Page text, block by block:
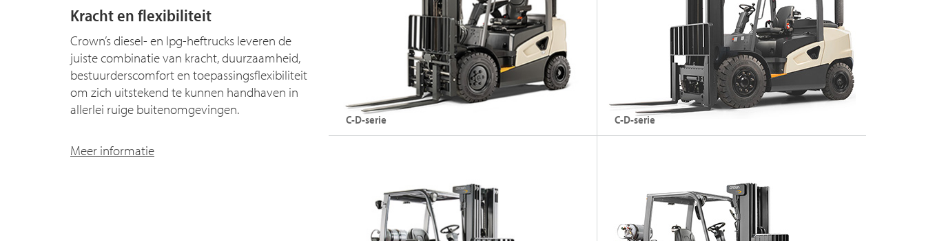
De C-B-serie bekijken De C-B-serie bekijken
Kracht en flexibiliteit
Crown’s diesel- en lpg-heftrucks leveren de
juiste combinatie van kracht, duurzaamheid,
bestuurderscomfort en toepassingsflexibiliteit
om zich uitstekend te kunnen handhaven in
allerlei ruige buitenomgevingen.
Meer informatie
C-D-serie
Hefhoogte: tot 8250 mm
C-D-serie
Hefhoogte: tot 7000 mm